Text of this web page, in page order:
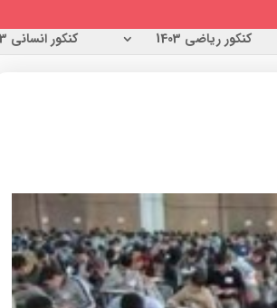
کنکور ریاضی 1403 کنکور انسانی 1403